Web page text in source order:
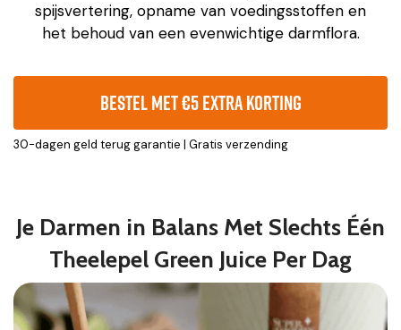
spijsvertering, opname van voedingsstoffen en
het behoud van een evenwichtige darmflora.
Bestel met €5 extra korting
30-dagen geld terug garantie | Gratis verzending
Je Darmen in Balans Met Slechts Één
Theelepel Green Juice Per Dag